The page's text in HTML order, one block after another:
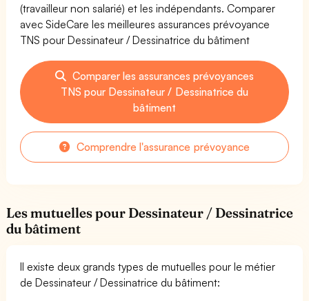
(travailleur non salarié) et les indépendants. Comparer
avec SideCare les meilleures assurances prévoyance
TNS pour Dessinateur / Dessinatrice du bâtiment
Comparer les assurances prévoyances
TNS pour Dessinateur / Dessinatrice du
bâtiment
Comprendre l'assurance prévoyance
Les mutuelles pour Dessinateur / Dessinatrice
du bâtiment
Il existe deux grands types de mutuelles pour le métier
de Dessinateur / Dessinatrice du bâtiment: